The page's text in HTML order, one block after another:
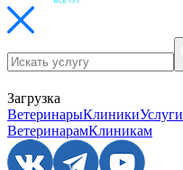
Загрузка
ВетеринарыКлиникиУслуги
ВетеринарамКлиникам